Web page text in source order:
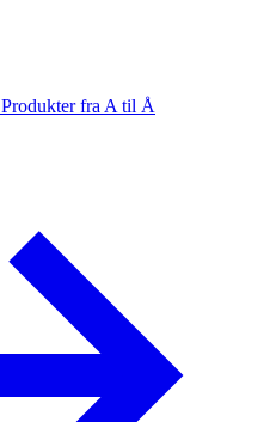
Produkter fra A til Å